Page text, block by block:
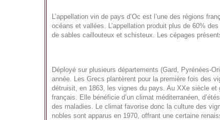
L’appellation vin de pays d’Oc est l’une des régions
océans et vallées. L’appellation produit plus de 60%
de sables caillouteux et schisteux. Les cépages
Déployé sur plusieurs départements (Gard, Pyrénées-
année. Les Grecs plantèrent pour la première fois des
détruisit, en 1863, les vignes du pays. Au XXe siècle et
français. Elle bénéficie d’un climat méditerranéen,
des maladies. Le climat favorise donc la culture des
nobles sont apparus en 1970, offrant une certaine